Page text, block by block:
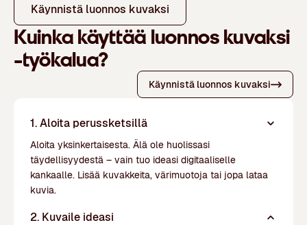
Käynnistä luonnos kuvaksi
Kuinka käyttää luonnos kuvaksi
-työkalua?
Käynnistä luonnos kuvaksi
1. Aloita perussketsillä
Aloita yksinkertaisesta. Älä ole huolissasi
täydellisyydestä – vain tuo ideasi digitaaliselle
kankaalle. Lisää kuvakkeita, värimuotoja tai jopa lataa
kuvia.
2. Kuvaile ideasi